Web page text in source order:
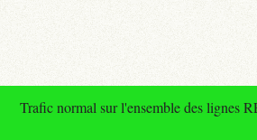
Trafic normal sur l'ensemble des lignes